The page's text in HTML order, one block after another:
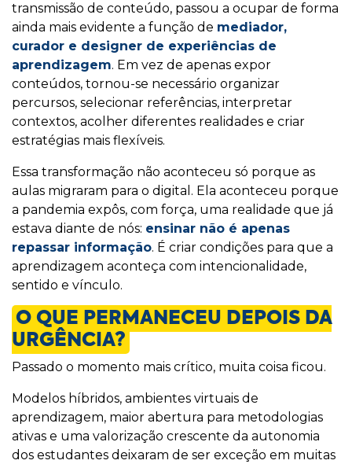
transmissão de conteúdo, passou a ocupar de forma
ainda mais evidente a função de mediador,
curador e designer de experiências de
aprendizagem. Em vez de apenas expor
conteúdos, tornou-se necessário organizar
percursos, selecionar referências, interpretar
contextos, acolher diferentes realidades e criar
estratégias mais flexíveis.
Essa transformação não aconteceu só porque as
aulas migraram para o digital. Ela aconteceu porque
a pandemia expôs, com força, uma realidade que já
estava diante de nós: ensinar não é apenas
repassar informação. É criar condições para que a
aprendizagem aconteça com intencionalidade,
sentido e vínculo.
O QUE PERMANECEU DEPOIS DA
URGÊNCIA?
Passado o momento mais crítico, muita coisa ficou.
Modelos híbridos, ambientes virtuais de
aprendizagem, maior abertura para metodologias
ativas e uma valorização crescente da autonomia
dos estudantes deixaram de ser exceção em muitas